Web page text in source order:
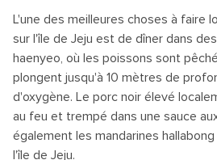
L'une des meilleures choses à faire
sur l'île de Jeju est de dîner dans
haenyeo, où les poissons sont
plongent jusqu'à 10 mètres de
d'oxygène. Le porc noir élevé
au feu et trempé dans une sauce
également les mandarines
l'île de Jeju.